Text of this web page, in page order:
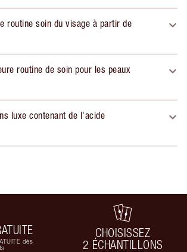
routine soin du visage à partir de
routine de soin pour les peaux
luxe contenant de l'acide
dès
CHOISISSEZ
2 ÉCHANTILLONS